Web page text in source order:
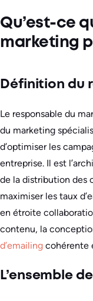
Qu’est-ce
marketing
Définition du
Le responsable du
du marketing
d’optimiser les
entreprise. Il est
de la distribution des
maximiser les taux
en étroite
contenu, la
d’emailing cohérente
L’ensemble